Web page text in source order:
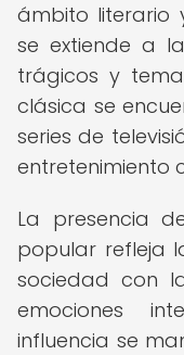
ámbito literario
se extiende a
trágicos y
clásica se
series de
entretenimiento
La presencia
popular refleja
sociedad con
emociones
influencia se